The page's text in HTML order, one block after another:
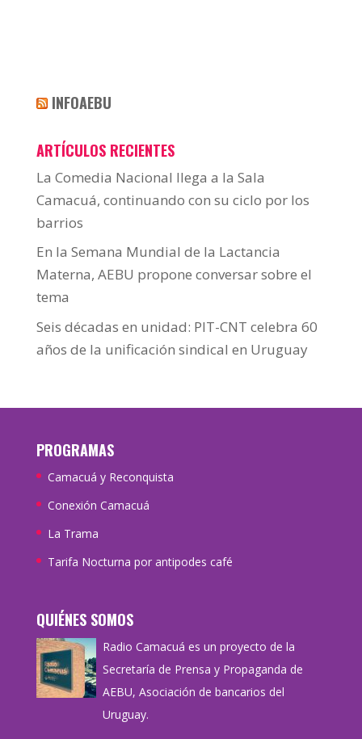
INFOAEBU
ARTÍCULOS RECIENTES
La Comedia Nacional llega a la Sala
Camacuá, continuando con su ciclo por los
barrios
En la Semana Mundial de la Lactancia
Materna, AEBU propone conversar sobre el
tema
Seis décadas en unidad: PIT-CNT celebra 60
años de la unificación sindical en Uruguay
PROGRAMAS
Camacuá y Reconquista
Conexión Camacuá
La Trama
Tarifa Nocturna por antipodes café
QUIÉNES SOMOS
Radio Camacuá es un proyecto de la
Secretaría de Prensa y Propaganda de
AEBU, Asociación de bancarios del
Uruguay.